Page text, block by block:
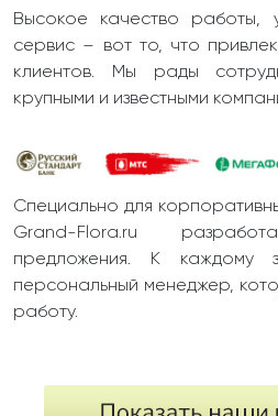
Высокое качество работы,
сервис – вот то, что
клиентов. Мы рады
крупными и известными
Специально для
Grand-Flora.ru
предложения. К каждому
персональный менеджер,
работу.